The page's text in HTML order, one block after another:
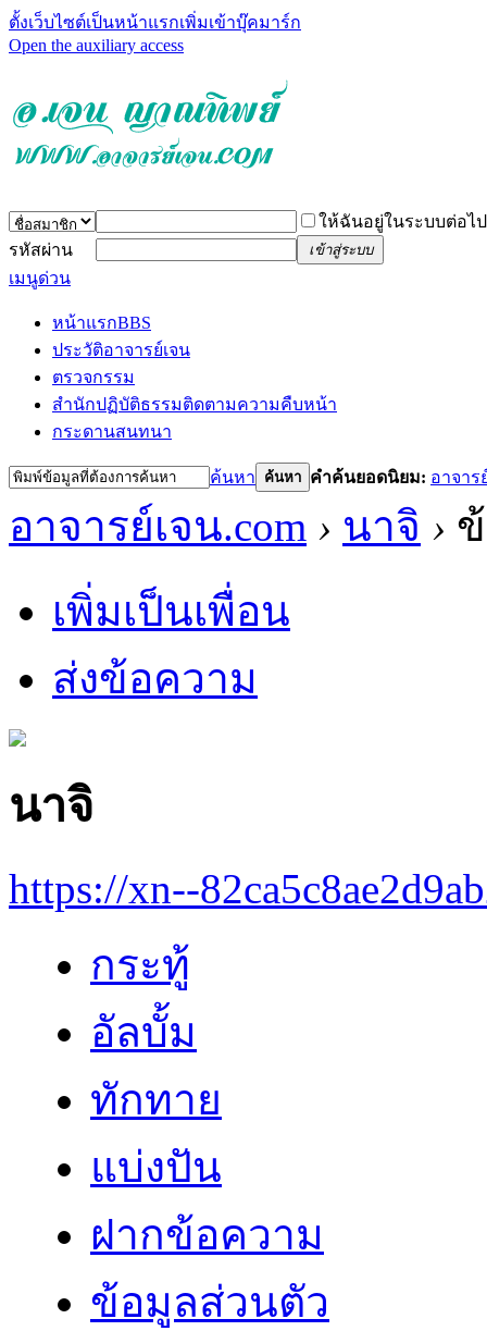
ตั้งเว็บไซต์เป็นหน้าแรกเพิ่มเข้าบุ๊คมาร์ก
Open the auxiliary access
ให้ฉันอยู่ในระบบต่อไป
รหัสผ่าน
เข้าสู่ระบบ
เมนูด่วน
หน้าแรกBBS
ประวัติอาจารย์เจน
ตรวจกรรม
สำนักปฏิบัติธรรมติดตามความคืบหน้า
กระดานสนทนา
ค้นหา ค้นหา คำค้นยอดนิยม: อาจาร
อาจารย์เจน.com › นาจิ ›
เพิ่มเป็นเพื่อน
ส่งข้อความ
นาจิ
https://xn--
กระทู้
อัลบั้ม
ทักทาย
แบ่งปัน
ฝากข้อความ
ข้อมูลส่วนตัว